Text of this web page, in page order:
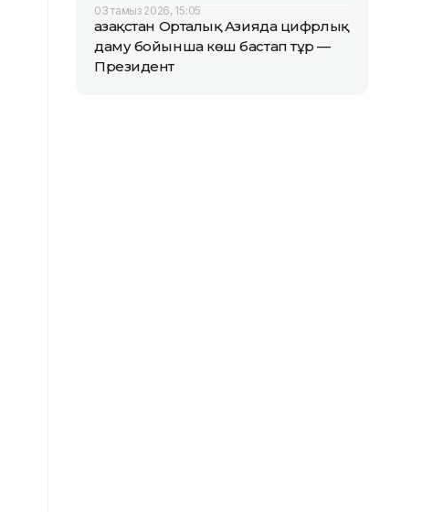
03 тамыз 2026, 15:05
Қазақстан Орталық Азияда цифрлық
даму бойынша көш бастап тұр —
Президент